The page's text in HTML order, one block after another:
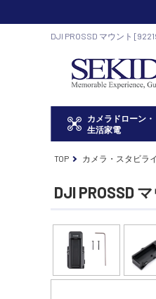
DJI PROSSD マウント
カメラドローン・
生活家電
TOP カメラ・スタビラ
DJI PROSSD